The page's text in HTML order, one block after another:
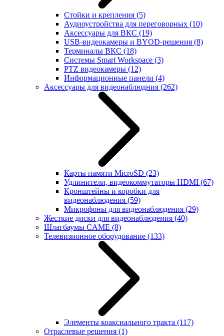
Стойки и крепления (5)
Аудиоустройства для переговорных (10)
Аксессуары для ВКС (19)
USB-видеокамеры и BYOD-решения (8)
Терминалы ВКС (18)
Системы Smart Workspace (3)
PTZ видеокамеры (12)
Информационные панели (4)
Аксессуары для видеонаблюдния (262)
Карты памяти MicroSD (23)
Удлинители, видеокоммутаторы HDMI (67)
Кронштейны и коробки для
видеонаблюдения (59)
Микрофоны для видеонаблюдения (29)
Жесткие диски для видеонаблюдения (40)
Шлагбаумы CAME (8)
Телевизионное оборудование (133)
Элементы коаксиального тракта (117)
Отраслевые решения (1)